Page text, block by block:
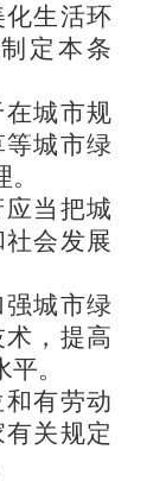
生活环
定本条
城市规
城市绿
当把城
会发展
城市绿
，提高
。
有劳动
关规定